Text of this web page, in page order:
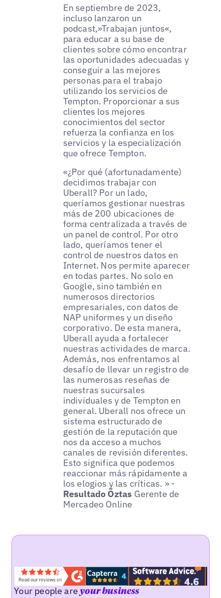
En septiembre de 2023,
incluso lanzaron un
podcast,»Trabajan juntos«,
para educar a su base de
clientes sobre cómo encontrar
las oportunidades adecuadas y
conseguir a las mejores
personas para el trabajo
utilizando los servicios de
Tempton. Proporcionar a sus
clientes los mejores
conocimientos del sector
refuerza la confianza en los
servicios y la especialización
que ofrece Tempton.
«¿Por qué (afortunadamente)
decidimos trabajar con
Uberall? Por un lado,
queríamos gestionar nuestras
más de 200 ubicaciones de
forma centralizada a través de
un panel de control. Por otro
lado, queríamos tener el
control de nuestros datos en
Internet. Nos permite aparecer
en todas partes. No solo en
Google, sino también en
numerosos directorios
empresariales, con datos de
NAP uniformes y un diseño
corporativo. De esta manera,
Uberall ayuda a fortalecer
nuestras actividades de marca.
Además, nos enfrentamos al
desafío de llevar un registro de
las numerosas reseñas de
nuestras sucursales
individuales y de Tempton en
general. Uberall nos ofrece un
sistema estructurado de
gestión de la reputación que
nos da acceso a muchos
canales de revisión diferentes.
Esto significa que podemos
reaccionar más rápidamente a
los elogios y las críticas. » -
Resultado Öztas Gerente de
Mercadeo Online
Your people areyour business